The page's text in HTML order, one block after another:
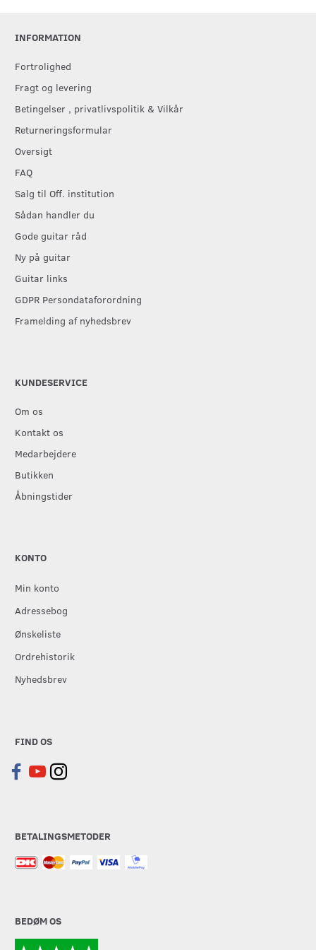
INFORMATION
Fortrolighed
Fragt og levering
Betingelser , privatlivspolitik & Vilkår
Returneringsformular
Oversigt
FAQ
Salg til Off. institution
Sådan handler du
Gode guitar råd
Ny på guitar
Guitar links
GDPR Persondataforordning
Framelding af nyhedsbrev
KUNDESERVICE
Om os
Kontakt os
Medarbejdere
Butikken
Åbningstider
KONTO
Min konto
Adressebog
Ønskeliste
Ordrehistorik
Nyhedsbrev
FIND OS
BETALINGSMETODER
BEDØM OS